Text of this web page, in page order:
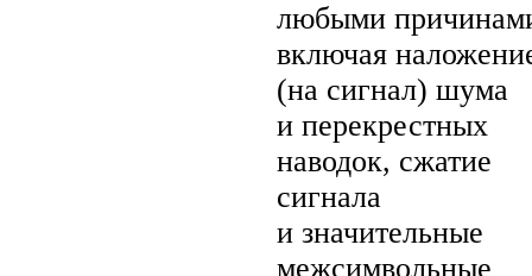
любыми
включая
(на сигнал) шума
и перекрестных
наводок, сжатие
сигнала
и значительные
межсимвольные